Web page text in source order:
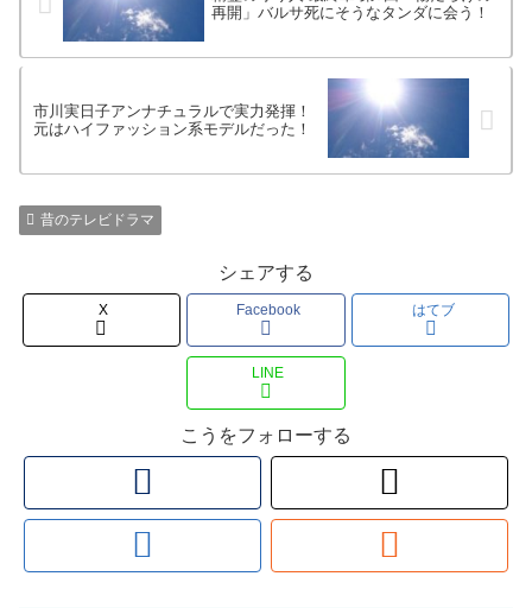
再開」バルサ死にそうなタンダに会う！
市川実日子アンナチュラルで実力発揮！
元はハイファッション系モデルだった！
昔のテレビドラマ
シェアする
X Facebook はてブ
LINE
こうをフォローする